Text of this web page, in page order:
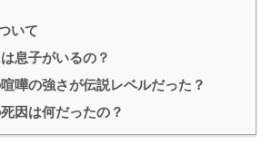
いて
息子がいるの？
嘩の強さが伝説レベルだった？
因は何だったの？